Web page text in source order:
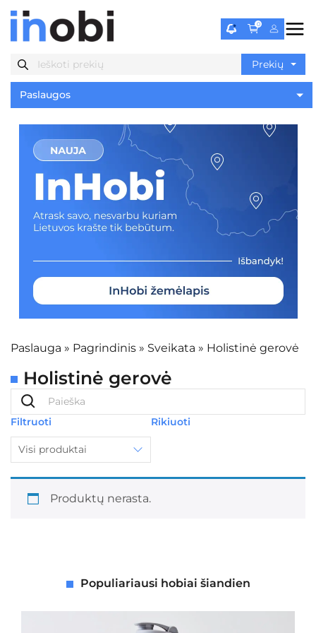
0
Paslauga » Pagrindinis » Sveikata » Holistinė gerovė
Holistinė gerovė
Paslaugos
Filtruoti
Visi produktai
Rikiuoti
Produktų nerasta.
Populiariausi hobiai šiandien